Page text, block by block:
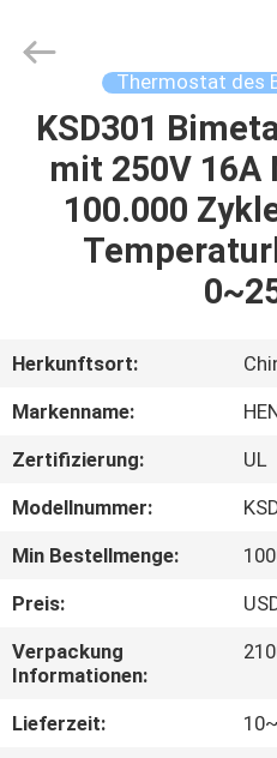
STARTSEITE
PRODUKTE
ÜBER
FABRIK
TOUR
KONTAKT
Electric
Reserved.
Thermostat des
KSD301
mit 250V 16A
100.000
Herkunftsort:
Markenname:
Zertifizierung:
UL
Modellnummer:
Min Bestellmenge:
Preis:
Verpackung
Informationen:
Lieferzeit: